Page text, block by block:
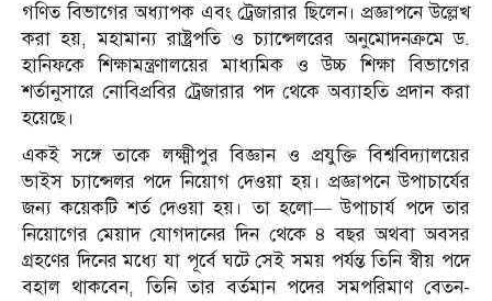
গণিত বিভাগের অধ্যাপক এবং ট্রেজারার ছিলেন। প্রজ্ঞাপনে উল্লেখ
করা হয়, মহামান্য রাষ্ট্রপতি ও চ্যান্সেলরের অনুমোদনক্রমে ড.
হানিফকে শিক্ষামন্ত্রণালয়ের মাধ্যমিক ও উচ্চ শিক্ষা বিভাগের
শর্তানুসারে নোবিপ্রবির ট্রেজারার পদ থেকে অব্যাহতি প্রদান করা
হয়েছে।
একই সঙ্গে তাকে লক্ষ্মীপুর বিজ্ঞান ও প্রযুক্তি বিশ্ববিদ্যালয়ের
ভাইস চ্যান্সেলর পদে নিয়োগ দেওয়া হয়। প্রজ্ঞাপনে উপাচার্যের
জন্য কয়েকটি শর্ত দেওয়া হয়। তা হলো— উপাচার্য পদে তার
নিয়োগের মেয়াদ যোগদানের দিন থেকে ৪ বছর অথবা অবসর
গ্রহণের দিনের মধ্যে যা পূর্বে ঘটে সেই সময় পর্যন্ত তিনি স্বীয় পদে
বহাল থাকবেন, তিনি তার বর্তমান পদের সমপরিমাণ বেতন-